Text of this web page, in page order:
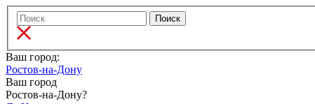
Ваш город:
Ростов-на-Дону
Ваш город
Ростов-на-Дону?